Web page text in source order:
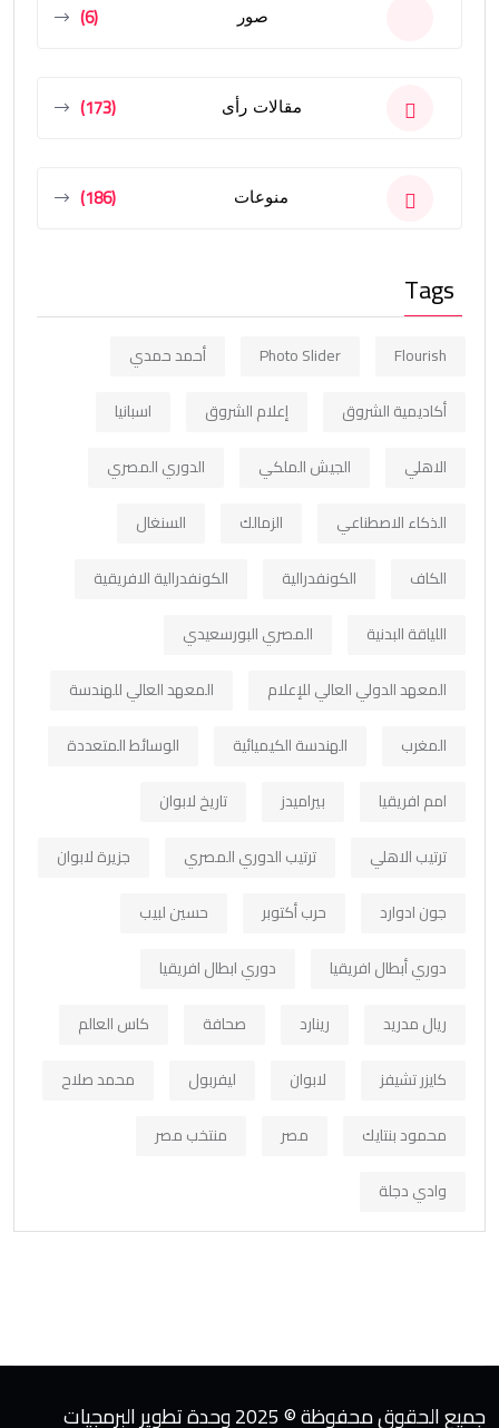
صور (6)
مقالات رأى (173)
منوعات (186)
Tags
Flourish
Photo Slider
أحمد حمدي
أكاديمية الشروق
إعلام الشروق
اسبانيا
الاهلي
الجيش الملكي
الدوري المصري
الذكاء الاصطناعي
الزمالك
السنغال
الكاف
الكونفدرالية
الكونفدرالية الافريقية
اللياقة البدنية
المصري البورسعيدي
المعهد الدولي العالي للإعلام
المعهد العالي للهندسة
المغرب
الهندسة الكيميائية
الوسائط المتعددة
امم افريقيا
بيراميدز
تاريخ لابوان
ترتيب الاهلي
ترتيب الدوري المصري
جزيرة لابوان
جون ادوارد
حرب أكتوبر
حسين لبيب
دوري أبطال افريقيا
دوري ابطال افريقيا
ريال مدريد
رينارد صحافة
كاس العالم
كايزر تشيفز
لابوان ليفربول
محمد صلاح
محمود بنتايك
مصر
منتخب مصر
وادي دجلة
جميع الحقوق محفوظة © 2025 وحدة تطوير البرمجيات